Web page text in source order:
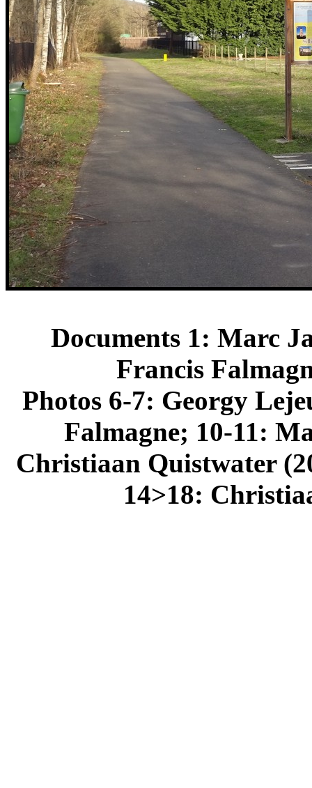
Documents 1: Marc
Francis
Photos 6-7: Georgy
Falmagne; 10-11:
Christiaan Quistwater
14>18: